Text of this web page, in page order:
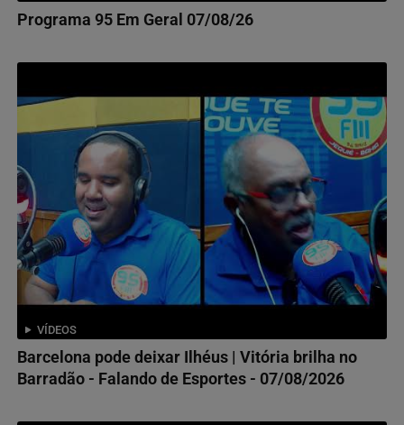
Programa 95 Em Geral 07/08/26
VÍDEOS
Barcelona pode deixar Ilhéus | Vitória brilha no
Barradão - Falando de Esportes - 07/08/2026